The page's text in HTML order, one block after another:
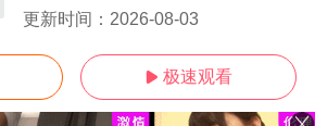
更新时间： 2026-08-03
 极速观看